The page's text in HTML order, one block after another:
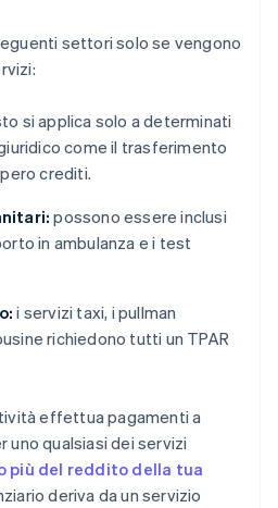
settori solo se vengono
si applica solo a determinati
come il trasferimento
crediti.
possono essere inclusi
in ambulanza e i test
i servizi taxi, i pullman
richiedono tutti un TPAR
effettua pagamenti a
uno qualsiasi dei servizi
più del reddito della tua
deriva da un servizio